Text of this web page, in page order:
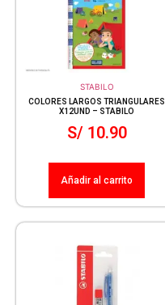
STABILO
COLORES LARGOS TRIANGULARES
X12UND – STABILO
S/10.90
Añadir al carrito